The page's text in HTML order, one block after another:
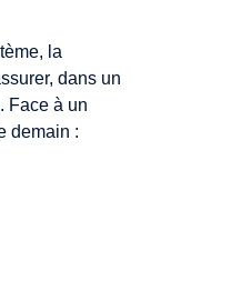
la
dans un
Face à un
demain :